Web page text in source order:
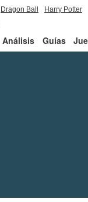
Dragon Ball
Harry Potter
Análisis Guías